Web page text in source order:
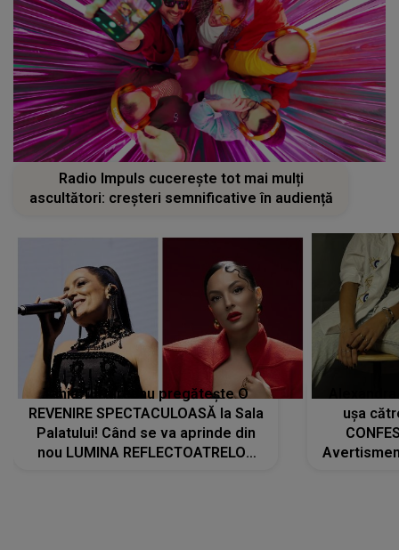
Radio Impuls cucerește tot mai mulți
ascultători: creșteri semnificative în audiență
Tania Turtureanu pregătește O
REVENIRE SPECTACULOASĂ la Sala
Palatului! Când se va aprinde din
nou LUMINA REFLECTOATRELOR
ușa